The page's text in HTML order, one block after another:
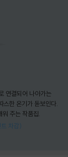
연결되어 나아가는
스한 온기가 돋보인다.
주는 작품집.
차감)